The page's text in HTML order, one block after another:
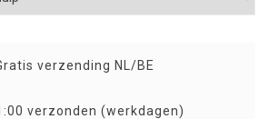
verzending NL/BE
verzonden (werkdagen)